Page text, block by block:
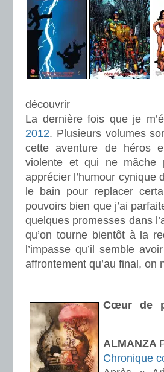
découvrir
La dernière fois que je
2012. Plusieurs volumes
cette aventure de héros
violente et qui ne
apprécier l’humour
le bain pour replacer
pouvoirs bien que j’ai
quelques promesses dans
qu’on tourne bientôt à la
l’impasse qu’il semble
affrontement qu’au final, on
Cœur de
ALMANZA
Chronique